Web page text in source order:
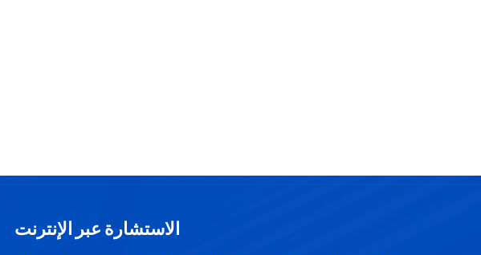
الاستشارة عبر الإنترنت